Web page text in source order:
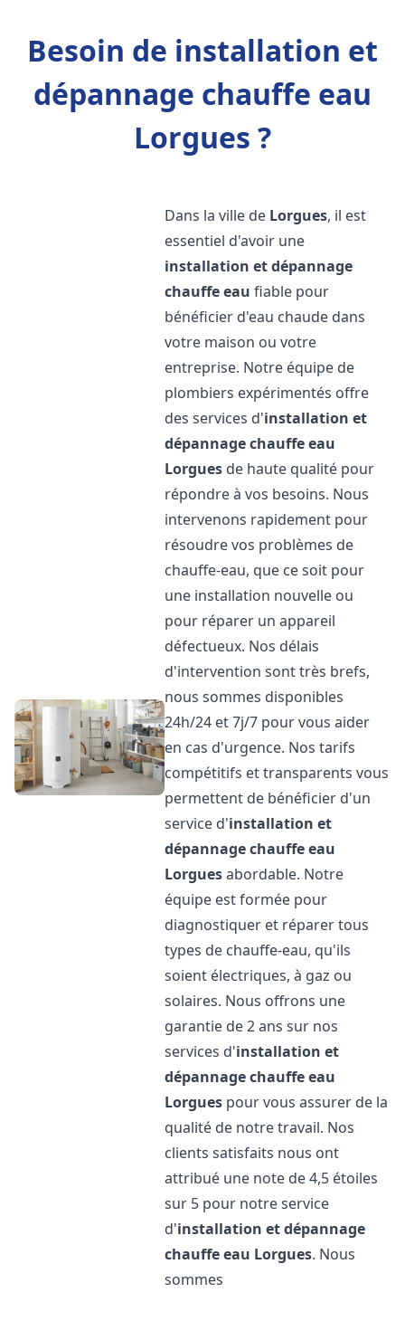
Besoin de installation et
dépannage chauffe eau
Lorgues ?
Dans la ville de Lorgues, il est
essentiel d'avoir une
installation et dépannage
chauffe eau fiable pour
bénéficier d'eau chaude dans
votre maison ou votre
entreprise. Notre équipe de
plombiers expérimentés offre
des services d'installation et
dépannage chauffe eau
Lorgues de haute qualité pour
répondre à vos besoins. Nous
intervenons rapidement pour
résoudre vos problèmes de
chauffe-eau, que ce soit pour
une installation nouvelle ou
pour réparer un appareil
défectueux. Nos délais
d'intervention sont très brefs,
nous sommes disponibles
24h/24 et 7j/7 pour vous aider
en cas d'urgence. Nos tarifs
compétitifs et transparents vous
permettent de bénéficier d'un
service d'installation et
dépannage chauffe eau
Lorguesabordable. Notre
équipe est formée pour
diagnostiquer et réparer tous
types de chauffe-eau, qu'ils
soient électriques, à gaz ou
solaires. Nous offrons une
garantie de 2 ans sur nos
services d'installation et
dépannage chauffe eau
Lorgues pour vous assurer de la
qualité de notre travail. Nos
clients satisfaits nous ont
attribué une note de 4,5 étoiles
sur 5 pour notre service
d'installation et dépannage
chauffe eau Lorgues. Nous
sommes